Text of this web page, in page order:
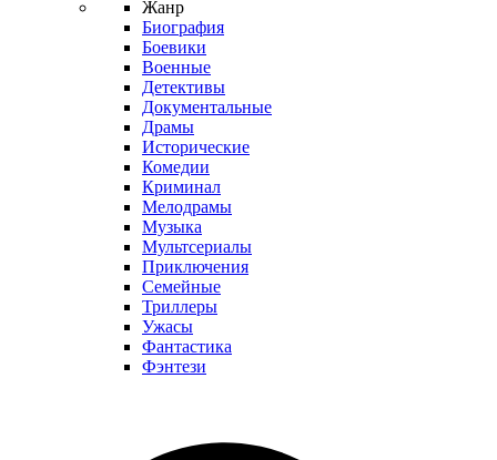
Жанр
Биография
Боевики
Военные
Детективы
Документальные
Драмы
Исторические
Комедии
Криминал
Мелодрамы
Музыка
Мультсериалы
Приключения
Семейные
Триллеры
Ужасы
Фантастика
Фэнтези